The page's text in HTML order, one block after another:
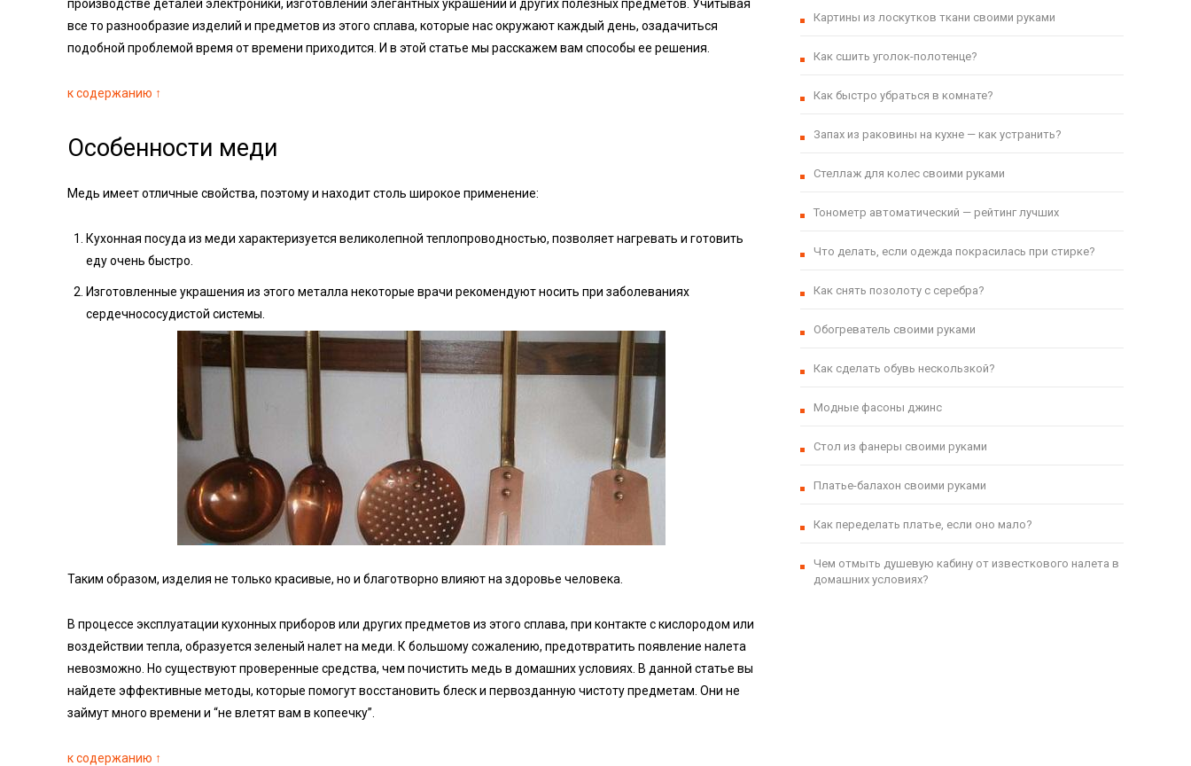
производстве деталей электроники, изготовлении элегантных украшении и других полезных предметов. Учитывая
все то разнообразие изделий и предметов из этого сплава, которые нас окружают каждый день, озадачиться
подобной проблемой время от времени приходится. И в этой статье мы расскажем вам способы ее решения.
к содержанию ↑
Особенности меди
Медь имеет отличные свойства, поэтому и находит столь широкое применение:
Кухонная посуда из меди характеризуется великолепной теплопроводностью, позволяет нагревать и готовить
еду очень быстро.
Изготовленные украшения из этого металла некоторые врачи рекомендуют носить при заболеваниях
сердечнососудистой системы.
Таким образом, изделия не только красивые, но и благотворно влияют на здоровье человека.
В процессе эксплуатации кухонных приборов или других предметов из этого сплава, при контакте с кислородом или
воздействии тепла, образуется зеленый налет на меди. К большому сожалению, предотвратить появление налета
невозможно. Но существуют проверенные средства, чем почистить медь в домашних условиях. В данной статье вы
найдете эффективные методы, которые помогут восстановить блеск и первозданную чистоту предметам. Они не
займут много времени и “не влетят вам в копеечку”.
к содержанию ↑
Картины из лоскутков ткани своими руками
Как сшить уголок-полотенце?
Как быстро убраться в комнате?
Запах из раковины на кухне — как устранить?
Стеллаж для колес своими руками
Тонометр автоматический — рейтинг лучших
Что делать, если одежда покрасилась при стирке?
Как снять позолоту с серебра?
Обогреватель своими руками
Как сделать обувь нескользкой?
Модные фасоны джинс
Стол из фанеры своими руками
Платье-балахон своими руками
Как переделать платье, если оно мало?
Чем отмыть душевую кабину от известкового налета в
домашних условиях?